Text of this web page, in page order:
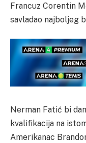
Francuz Corentin
savladao najboljeg
Nerman Fatić bi
kvalifikacija na
Amerikanac